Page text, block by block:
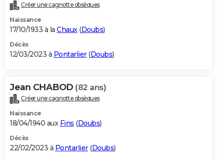
Créer une cagnotte obsèques
Naissance
17/10/1933 à la Chaux(Doubs)
Décès
12/03/2023 à Pontarlier(Doubs)
Jean CHABOD (82 ans)
Créer une cagnotte obsèques
Naissance
18/04/1940 aux Fins (Doubs)
Décès
22/02/2023 à Pontarlier(Doubs)